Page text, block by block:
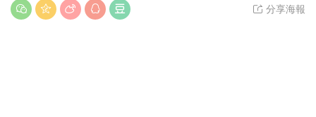
分享海報